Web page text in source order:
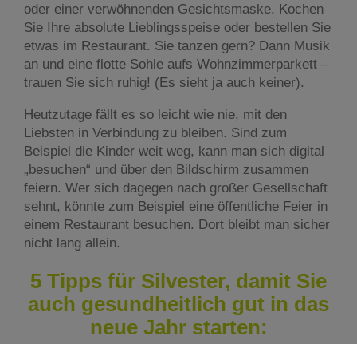
oder einer verwöhnenden Gesichtsmaske. Kochen
Sie Ihre absolute Lieblingsspeise oder bestellen Sie
etwas im Restaurant. Sie tanzen gern? Dann Musik
an und eine flotte Sohle aufs Wohnzimmerparkett –
trauen Sie sich ruhig! (Es sieht ja auch keiner).
Heutzutage fällt es so leicht wie nie, mit den
Liebsten in Verbindung zu bleiben. Sind zum
Beispiel die Kinder weit weg, kann man sich digital
„besuchen“ und über den Bildschirm zusammen
feiern. Wer sich dagegen nach großer Gesellschaft
sehnt, könnte zum Beispiel eine öffentliche Feier in
einem Restaurant besuchen. Dort bleibt man sicher
nicht lang allein.
5 Tipps für Silvester, damit Sie
auch gesundheitlich gut in das
neue Jahr starten: